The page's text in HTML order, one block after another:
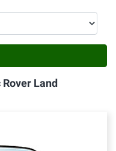
Land